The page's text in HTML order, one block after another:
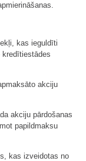
kas ieguldīti
kredītiestādes
akciju
akciju pārdošanas
papildmaksu
kas izveidotas no